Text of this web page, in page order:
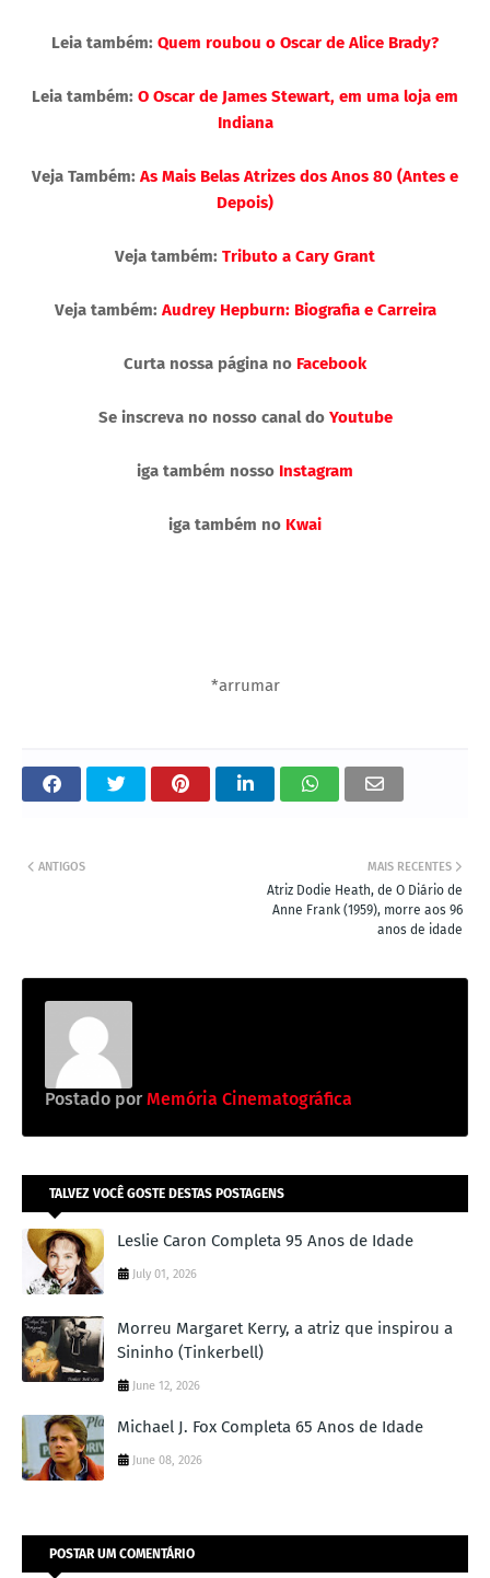
Leia também: Quem roubou o Oscar de Alice Brady?
Leia também: O Oscar de James Stewart, em uma loja em
Indiana
Veja Também: As Mais Belas Atrizes dos Anos 80 (Antes e
Depois)
Veja também: Tributo a Cary Grant
Veja também: Audrey Hepburn: Biografia e Carreira
Curta nossa página no Facebook
Se inscreva no nosso canal do Youtube
iga também nosso Instagram
iga também no Kwai
*arrumar
MAIS RECENTES
Atriz Dodie Heath, de O Diário de
Anne Frank (1959), morre aos 96
anos de idade
ANTIGOS
Postado por Memória Cinematográfica
TALVEZ VOCÊ GOSTE DESTAS POSTAGENS
Leslie Caron Completa 95 Anos de Idade
July 01, 2026
Morreu Margaret Kerry, a atriz que inspirou a
Sininho (Tinkerbell)
June 12, 2026
Michael J. Fox Completa 65 Anos de Idade
June 08, 2026
POSTAR UM COMENTÁRIO